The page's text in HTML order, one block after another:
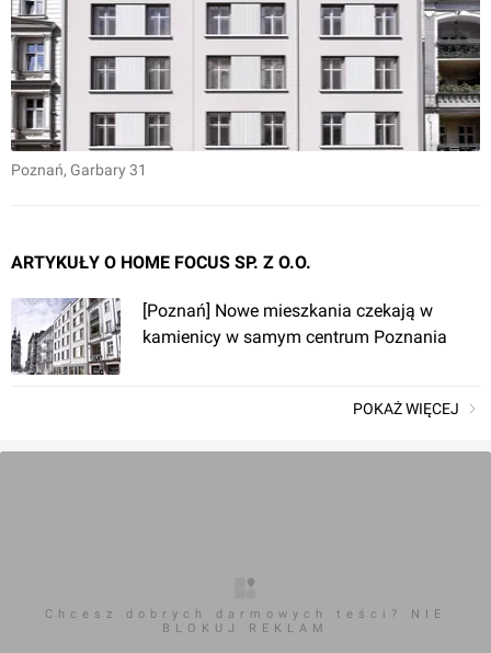
Poznań, Garbary 31
ARTYKUŁY O HOME FOCUS SP. Z O.O.
[Poznań] Nowe mieszkania czekają w
kamienicy w samym centrum Poznania
POKAŻ WIĘCEJ
Chcesz dobrych darmowych teści? NIE
BLOKUJ REKLAM